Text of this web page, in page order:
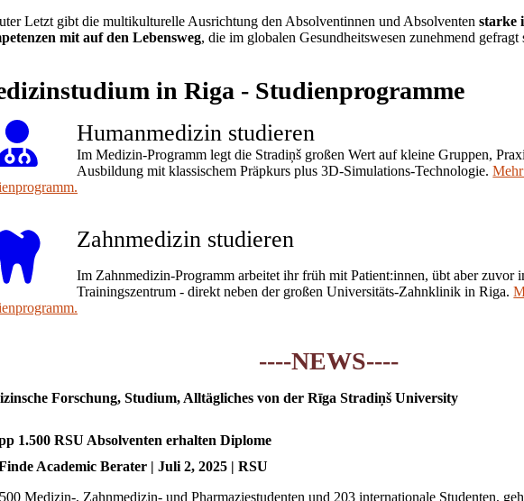
Letzt gibt die multikulturelle Ausrichtung den Absolventinnen und Absolventen starke
mit auf den Lebensweg, die im globalen Gesundheitswesen zunehmend gefragt
in Riga - Studienprogramme
Humanmedizin studieren
Im Medizin-Programm legt die Stradiņš großen Wert auf kleine Gruppen,
Ausbildung mit klassischem Präpkurs plus 3D-Simulations-Technologie.
Zahnmedizin studieren
Im Zahnmedizin-Programm arbeitet ihr früh mit Patient:innen, übt aber zuvor
Trainingszentrum - direkt neben der großen Universitäts-Zahnklinik in Riga.
----NEWS----
Forschung, Studium, Alltägliches von der Rīga Stradiņš University
1.500 RSU Absolventen erhalten Diplome
Academic Berater | Juli 2, 2025 | RSU
Medizin-, Zahnmedizin- und Pharmaziestudenten und 203 internationale Studenten,